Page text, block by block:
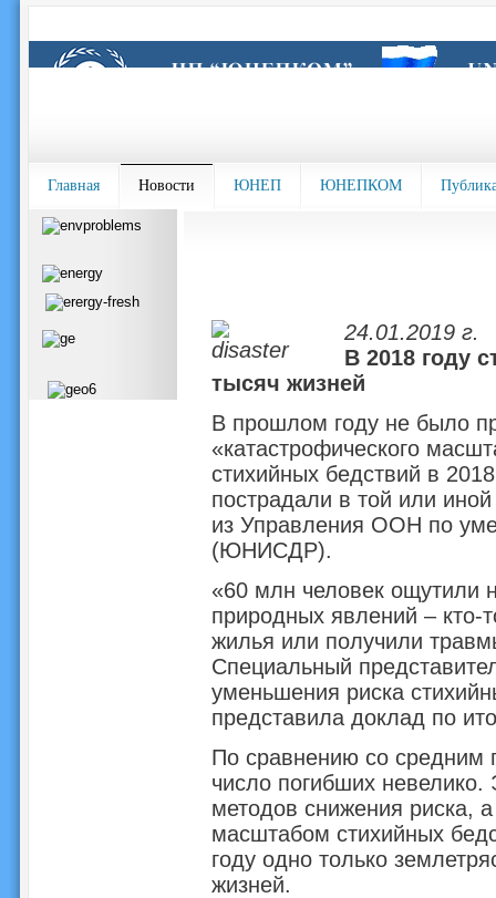
Главная Новости ЮНЕП ЮНЕПКОМ
24.01.2019 г.
В 2018 году
тысяч жизней
В прошлом году не было
«катастрофического
стихийных бедствий в
пострадали в той или
из Управления ООН по
(ЮНИСДР).
«60 млн человек ощутили
природных явлений – кто-
жилья или получили
Специальный
уменьшения риска
представила доклад по
По сравнению со средним
число погибших
методов снижения риска,
масштабом стихийных
году одно только
жизней.